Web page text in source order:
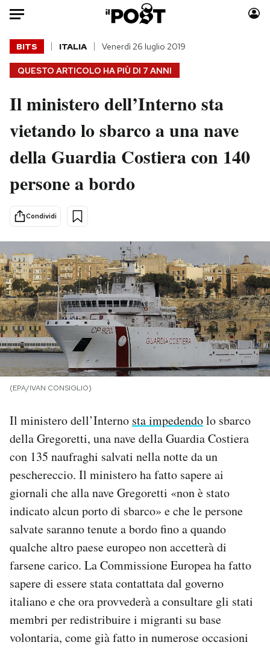
Auto
HOME
Italia
Politica
Tecnologia
Scienza
Cultura
Economia
Sport
Moda
Consumismi
Storie/Idee
Mondiali calcio 2026
PODCAST
NEWSLETTER
I MIEI PREFERITI
CALENDARIO
AREA PERSONALE
Area Personale
Newsletter
Notifiche mobile
Regala il Post
Hai bisogno di aiuto?
QUESTO ARTICOLO HA PIÙ DI 7 ANNI
BITS ITALIA Venerdì 26 luglio 2019
Il ministero dell’Interno sta
vietando lo sbarco a una nave
della Guardia Costiera con 140
persone a bordo
Condividi
(EPA/IVAN CONSIGLIO)
Il ministero dell’Interno sta impedendolo sbarco
della Gregoretti, una nave della Guardia Costiera
con 135 naufraghi salvati nella notte da un
peschereccio. Il ministero ha fatto sapere ai
giornali che alla nave Gregoretti «non è stato
indicato alcun porto di sbarco» e che le persone
salvate saranno tenute a bordo fino a quando
qualche altro paese europeo non accetterà di
farsene carico. La Commissione Europea ha fatto
sapere di essere stata contattata dal governo
italiano e che ora provvederà a consultare gli stati
membri per redistribuire i migranti su base
volontaria, come già fatto in numerose occasioni